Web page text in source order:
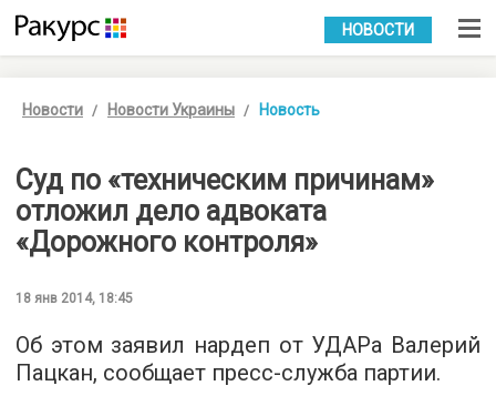
УКР РУС
НОВОСТИ
Новости Новости Украины Новость
Суд по «техническим причинам»
отложил дело адвоката
«Дорожного контроля»
18 янв 2014, 18:45
Об этом заявил нардеп от УДАРа Валерий
Пацкан, сообщает пресс-служба партии.